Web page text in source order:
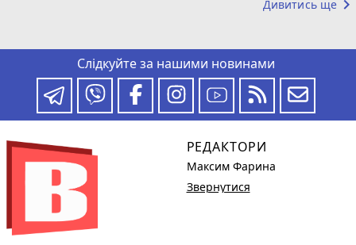
Дивитись ще keyboard_arrow_right
Слідкуйте за нашими новинами
РЕДАКТОРИ
Максим Фарина
Звернутися